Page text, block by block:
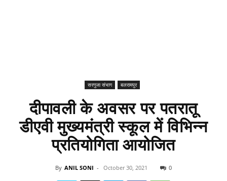
सरगुजा संभाग बलरामपुर
दीपावली के अवसर पर पतरातू
डीएवी मुख्यमंत्री स्कूल में विभिन्न
प्रतियोगिता आयोजित
By ANIL SONI - October 30, 2021 0